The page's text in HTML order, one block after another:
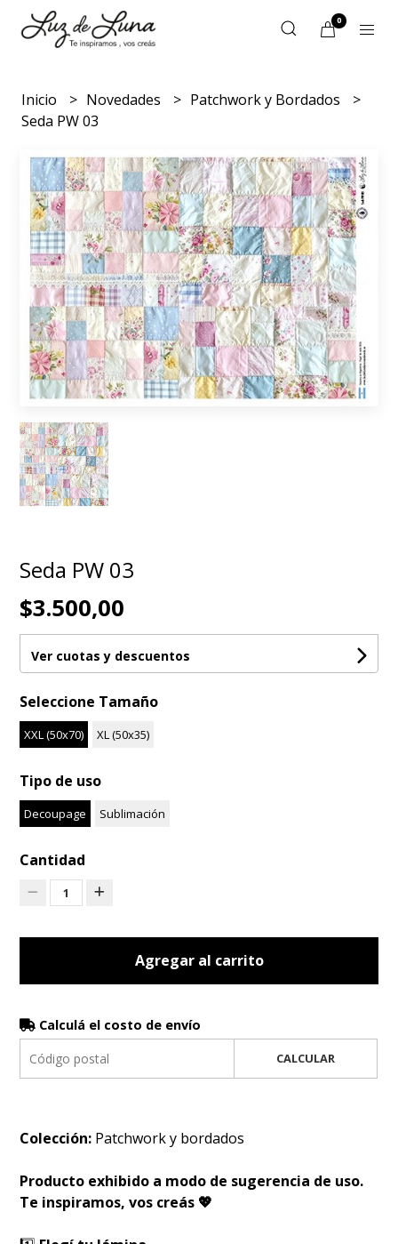
0
Inicio Novedades
Patchwork y Bordados
Seda PW 03
Seda PW 03
$3.500,00
Ver cuotas y descuentos
Seleccione Tamaño
XXL (50x70) XL (50x35)
Tipo de uso
Decoupage Sublimación
Cantidad
1
Agregar al carrito
Calculá el costo de envío
CALCULAR
Colección: Patchwork y bordados
Producto exhibido a modo de sugerencia de uso.
Te inspiramos, vos creás 💖